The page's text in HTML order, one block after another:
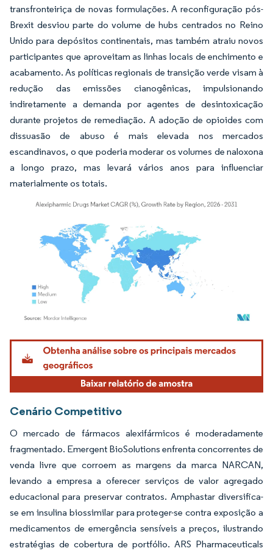
transfronteiriça de novas formulações. A reconfiguração pós-
Brexit desviou parte do volume de hubs centrados no Reino
Unido para depósitos continentais, mas também atraiu novos
participantes que aproveitam as linhas locais de enchimento e
acabamento. As políticas regionais de transição verde visam à
redução das emissões cianogênicas, impulsionando
indiretamente a demanda por agentes de desintoxicação
durante projetos de remediação. A adoção de opioides com
dissuasão de abuso é mais elevada nos mercados
escandinavos, o que poderia moderar os volumes de naloxona
a longo prazo, mas levará vários anos para influenciar
materialmente os totais.
Imagem © Mordor Intelligence. O reuso requer atribuição conforme CC BY 4.0.
Cenário Competitivo
O mercado de fármacos alexifármicos é moderadamente
fragmentado. Emergent BioSolutions enfrenta concorrentes de
venda livre que corroem as margens da marca NARCAN,
levando a empresa a oferecer serviços de valor agregado
educacional para preservar contratos. Amphastar diversifica-
se em insulina biossimilar para proteger-se contra exposição a
medicamentos de emergência sensíveis a preços, ilustrando
estratégias de cobertura de portfólio. ARS Pharmaceuticals